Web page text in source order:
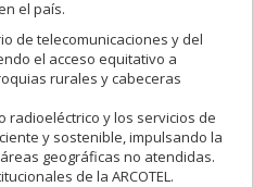
el país.
de telecomunicaciones y del
el acceso equitativo a
rurales y cabeceras
radioeléctrico y los servicios de
y sostenible, impulsando la
geográficas no atendidas.
de la ARCOTEL.